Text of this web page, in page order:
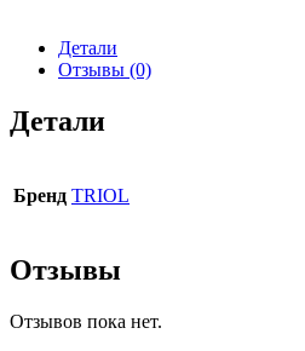
Детали
Отзывы (0)
Детали
Бренд TRIOL
Отзывы
Отзывов пока нет.